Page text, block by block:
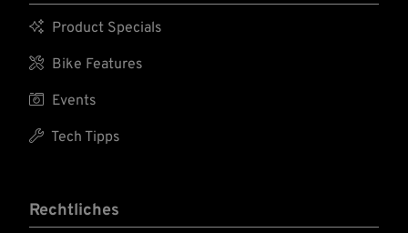
 Product Specials
 Bike Features
 Events
 Tech Tipps
Rechtliches